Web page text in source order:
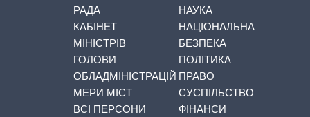
РАДА
КАБІНЕТ
МІНІСТРІВ
ГОЛОВИ
ОБЛАДМІНІСТРАЦІЙ
МЕРИ МІСТ
ВСІ ПЕРСОНИ
НАУКА
НАЦІОНАЛЬНА
БЕЗПЕКА
ПОЛІТИКА
ПРАВО
СУСПІЛЬСТВО
ФІНАНСИ